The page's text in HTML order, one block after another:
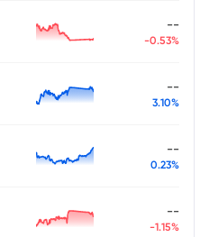
--
-0.53%
--
3.10%
--
0.23%
--
-1.15%